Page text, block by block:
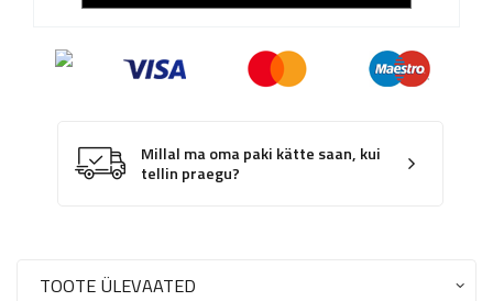
Millal ma oma paki kätte saan, kui
tellin praegu?
TOOTE ÜLEVAATED